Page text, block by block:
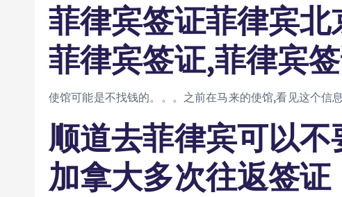
菲律宾签证菲律宾北
菲律宾签证,菲律宾
使馆可能是不找钱的。。。之前在马来的使馆,看见这个信息
顺道去菲律宾可以
加拿大多次往返签